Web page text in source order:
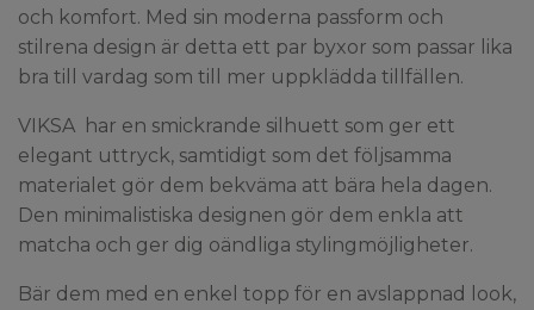
och komfort. Med sin moderna passform och
stilrena design är detta ett par byxor som passar lika
bra till vardag som till mer uppklädda tillfällen.
VIKSA har en smickrande silhuett som ger ett
elegant uttryck, samtidigt som det följsamma
materialet gör dem bekväma att bära hela dagen.
Den minimalistiska designen gör dem enkla att
matcha och ger dig oändliga stylingmöjligheter.
Bär dem med en enkel topp för en avslappnad look,